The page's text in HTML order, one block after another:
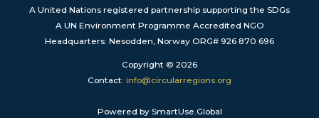
A United Nations registered partnership supporting the SDGs
A UN Environment Programme Accredited NGO
Headquarters: Nesodden, Norway ORG# 926 870 696
Copyright © 2026
Contact: info@circularregions.org
Powered by SmartUse.Global